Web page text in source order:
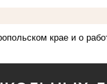
крае и о